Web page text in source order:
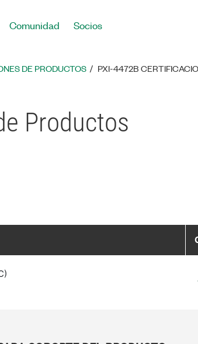
Comunidad Socios
DE PRODUCTOS PXI-4472B
Productos